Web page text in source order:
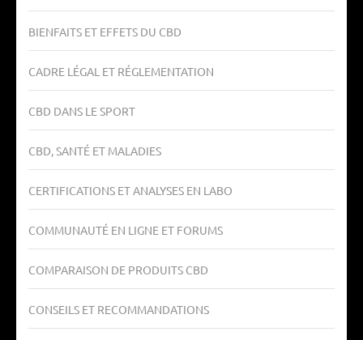
BIENFAITS ET EFFETS DU CBD
CADRE LÉGAL ET RÉGLEMENTATION
CBD DANS LE SPORT
CBD, SANTÉ ET MALADIES
CERTIFICATIONS ET ANALYSES EN LABO
COMMUNAUTÉ EN LIGNE ET FORUMS
COMPARAISON DE PRODUITS CBD
CONSEILS ET RECOMMANDATIONS